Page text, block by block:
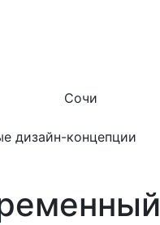
Сочи
дизайн-концепции